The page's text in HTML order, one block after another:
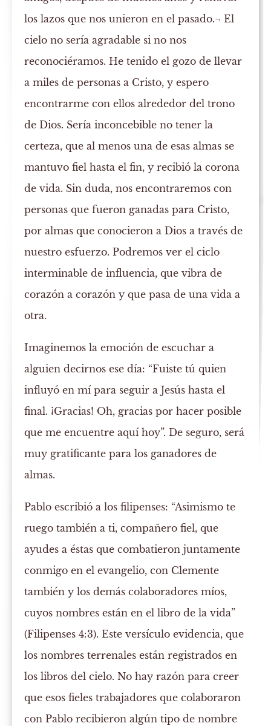
los lazos que nos unieron en el pasado.¬ El
cielo no sería agradable si no nos
reconociéramos. He tenido el gozo de llevar
a miles de personas a Cristo, y espero
encontrarme con ellos alrededor del trono
de Dios. Sería inconcebible no tener la
certeza, que al menos una de esas almas se
mantuvo fiel hasta el fin, y recibió la corona
de vida. Sin duda, nos encontraremos con
personas que fueron ganadas para Cristo,
por almas que conocieron a Dios a través de
nuestro esfuerzo. Podremos ver el ciclo
interminable de influencia, que vibra de
corazón a corazón y que pasa de una vida a
otra.
Imaginemos la emoción de escuchar a
alguien decirnos ese día: “Fuiste tú quien
influyó en mí para seguir a Jesús hasta el
final. ¡Gracias! Oh, gracias por hacer posible
que me encuentre aquí hoy”. De seguro, será
muy gratificante para los ganadores de
almas.
Pablo escribió a los filipenses: “Asimismo te
ruego también a ti, compañero fiel, que
ayudes a éstas que combatieron juntamente
conmigo en el evangelio, con Clemente
también y los demás colaboradores míos,
cuyos nombres están en el libro de la vida”
(Filipenses 4:3). Este versículo evidencia, que
los nombres terrenales están registrados en
los libros del cielo. No hay razón para creer
que esos fieles trabajadores que colaboraron
con Pablo recibieron algún tipo de nombre